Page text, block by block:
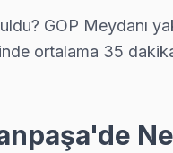
karşılaştığımız bir
almak kolay:
GOP Meydanı
ortalama 35
Ne